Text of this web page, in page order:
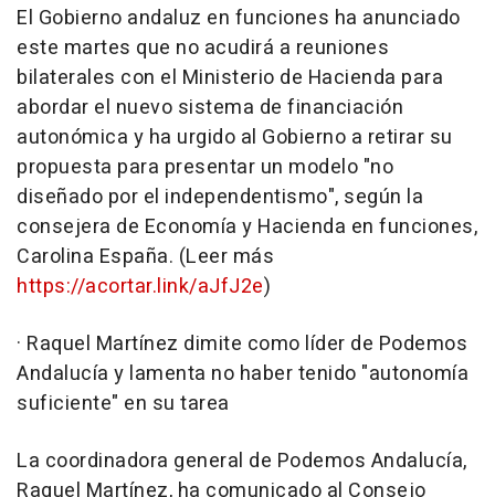
El Gobierno andaluz en funciones ha anunciado
este martes que no acudirá a reuniones
bilaterales con el Ministerio de Hacienda para
abordar el nuevo sistema de financiación
autonómica y ha urgido al Gobierno a retirar su
propuesta para presentar un modelo "no
diseñado por el independentismo", según la
consejera de Economía y Hacienda en funciones,
Carolina España. (Leer más
https://acortar.link/aJfJ2e)
· Raquel Martínez dimite como líder de Podemos
Andalucía y lamenta no haber tenido "autonomía
suficiente" en su tarea
La coordinadora general de Podemos Andalucía,